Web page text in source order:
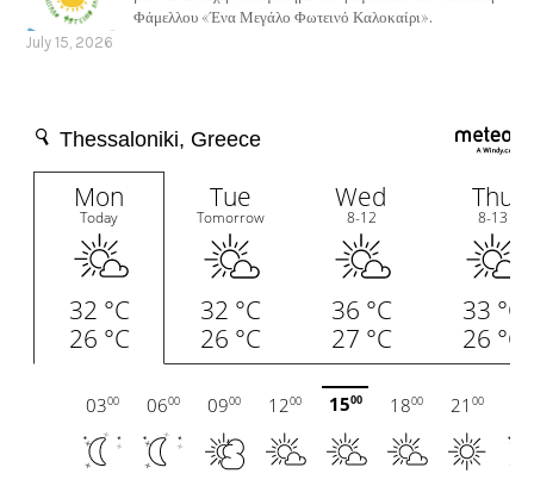
Φάμελλου «Ένα Μεγάλο Φωτεινό Καλοκαίρι».
July 15, 2026